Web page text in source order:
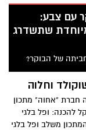
עם צבע:
שתשדרג
של הבוקר?
צבעוניים, עשבי
ויוצר חביתה
וצבעונית במיוחד.
וחלוה
חברת "אחוה" מתכון
להכנה: ופל בלגי
משלב ופל בלגי